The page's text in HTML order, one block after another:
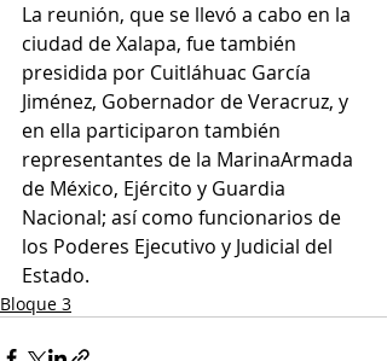
La reunión, que se llevó a cabo en la
ciudad de Xalapa, fue también
presidida por Cuitláhuac García
Jiménez, Gobernador de Veracruz, y
en ella participaron también
representantes de la MarinaArmada
de México, Ejército y Guardia
Nacional; así como funcionarios de
los Poderes Ejecutivo y Judicial del
Estado.
Bloque 3